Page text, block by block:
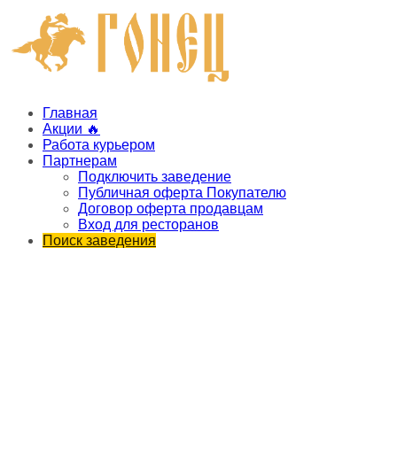
Главная
Акции 🔥
Работа курьером
Партнерам
Подключить заведение
Публичная оферта Покупателю
Договор оферта продавцам
Вход для ресторанов
Поиск заведения